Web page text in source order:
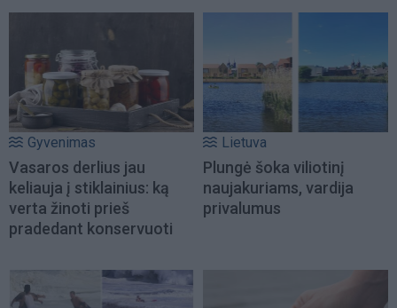
Gyvenimas
Vasaros derlius jau
keliauja į stiklainius: ką
verta žinoti prieš
pradedant konservuoti
Lietuva
Plungė šoka viliotinį
naujakuriams, vardija
privalumus